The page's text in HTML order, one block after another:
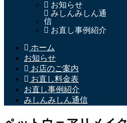
お知らせ
みしんみしん通
信
お直し事例紹介
ホーム
お知らせ
お店のご案内
お直し料金表
お直し事例紹介
みしんみしん通信